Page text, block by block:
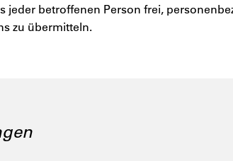
jeder betroffenen Person frei,
zu übermitteln.